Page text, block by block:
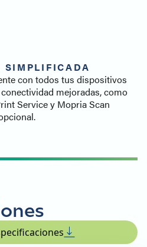
SIMPLIFICADA
con todos tus dispositivos
mejoradas, como
Service y Mopria Scan